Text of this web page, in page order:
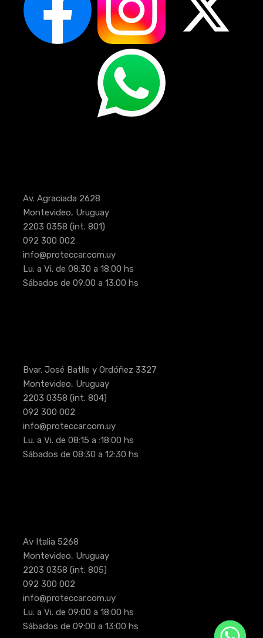
Av. Agraciada 2628
Montevideo, Uruguay
2203 0358 (int. 801)
092 300 002
info@proteccar.com.uy
Lu. a Vi. de 08:30 a 18:00 hs
Sábados de 09:00 a 13:00 hs
Bvar. José Batlle y Ordóñez 3327
Montevideo, Uruguay
2203 0358 (int. 804)
092 300 002
info@proteccar.com.uy
Lu. a Vi. de 08:15 a :18:00 hs
Sábados de 08:30 a 12:30 hs
Av Italia 5268
Montevideo, Uruguay
2203 0358 (int. 805)
092 300 002
info@proteccar.com.uy
Lu. a Vi. de 09:00 a 18:00 hs
Sábados de 09:00 a 13:00 hs